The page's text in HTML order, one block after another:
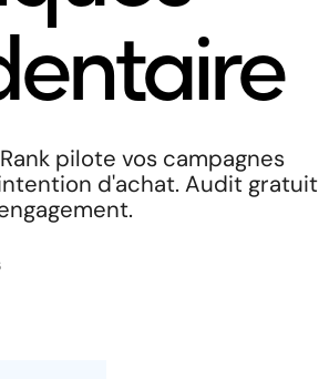
pilote vos campagnes
d'achat. Audit gratuit